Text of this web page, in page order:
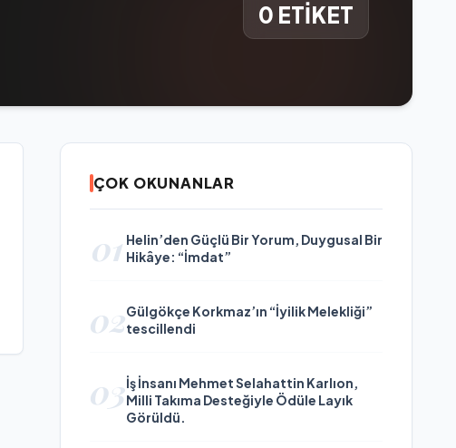
0 ETİKET
ÇOK OKUNANLAR
01 Helin’den Güçlü Bir Yorum, Duygusal Bir
Hikâye: “İmdat”
02Gülgökçe Korkmaz’ın “İyilik Melekliği”
tescillendi
03İş İnsanı Mehmet Selahattin Karlıon,
Milli Takıma Desteğiyle Ödüle Layık
Görüldü.